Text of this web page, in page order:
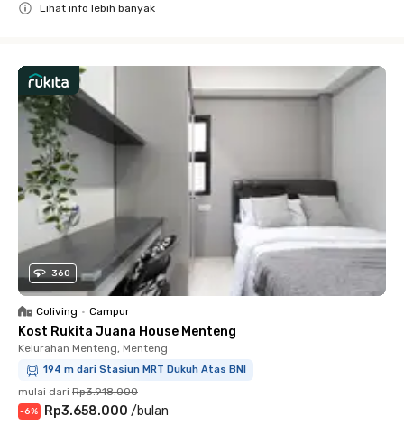
Lihat info lebih banyak
360
Coliving • Campur
Kost Rukita Juana House Menteng
Kelurahan Menteng, Menteng
194 m dari Stasiun MRT Dukuh Atas BNI
mulai dari Rp3.918.000
-6% Rp3.658.000 /bulan